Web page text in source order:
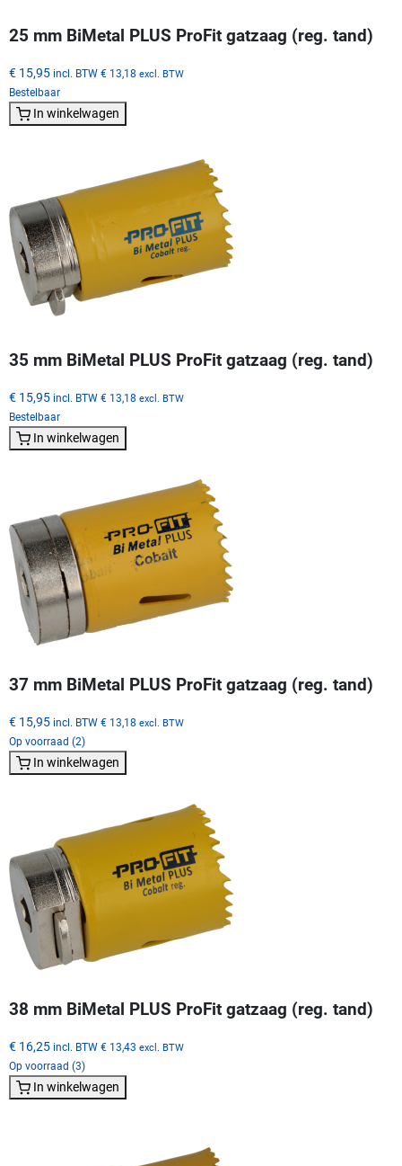
25 mm BiMetal PLUS ProFit gatzaag (reg. tand)
€ 15,95 incl. BTW € 13,18 excl. BTW
Bestelbaar
In winkelwagen
35 mm BiMetal PLUS ProFit gatzaag (reg. tand)
€ 15,95 incl. BTW € 13,18 excl. BTW
Bestelbaar
In winkelwagen
37 mm BiMetal PLUS ProFit gatzaag (reg. tand)
€ 15,95 incl. BTW € 13,18 excl. BTW
Op voorraad (2)
In winkelwagen
38 mm BiMetal PLUS ProFit gatzaag (reg. tand)
€ 16,25 incl. BTW € 13,43 excl. BTW
Op voorraad (3)
In winkelwagen